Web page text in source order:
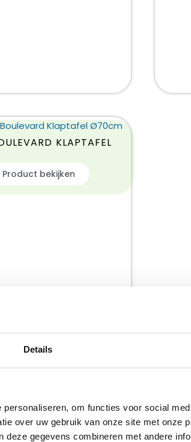
Details
om functies voor social
over uw gebruik van onze site met onze
gegevens combineren met andere
KLAPTAFEL
Product bekijken
in